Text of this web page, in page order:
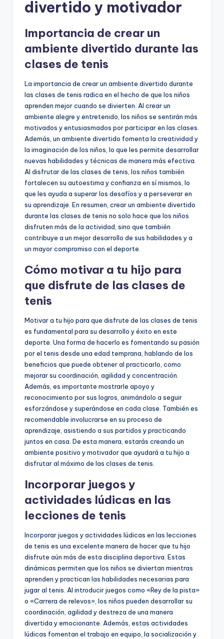
divertido y motivador
Importancia de crear un
ambiente divertido durante las
clases de tenis
La importancia de crear un ambiente divertido durante
las clases de tenis radica en el hecho de que los niños
aprenden mejor cuando se divierten. Al crear un
ambiente alegre y entretenido, los niños se sentirán más
motivados y entusiasmados por participar en las clases.
Además, un ambiente divertido fomenta la creatividad y
la imaginación de los niños, lo que les permite desarrollar
nuevas habilidades y técnicas de manera más efectiva.
Al disfrutar de las clases de tenis, los niños también
fortalecen su autoestima y confianza en sí mismos, lo
que les ayuda a superar los desafíos y a perseverar en
su aprendizaje. En resumen, crear un ambiente divertido
durante las clases de tenis no solo hace que los niños
disfruten más de la actividad, sino que también
contribuye a un mejor desarrollo de sus habilidades y a
un mayor compromiso con el deporte.
Cómo motivar a tu hijo para
que disfrute de las clases de
tenis
Motivar a tu hijo para que disfrute de las clases de tenis
es fundamental para su desarrollo y éxito en este
deporte. Una forma de hacerlo es fomentando su pasión
por el tenis desde una edad temprana, hablando de los
beneficios que puede obtener al practicarlo, como
mejorar su coordinación, agilidad y concentración.
Además, es importante mostrarle apoyo y
reconocimiento por sus logros, animándolo a seguir
esforzándose y superándose en cada clase. También es
recomendable involucrarse en su proceso de
aprendizaje, asistiendo a sus partidos y practicando
juntos en casa. De esta manera, estarás creando un
ambiente positivo y motivador que ayudará a tu hijo a
disfrutar al máximo de las clases de tenis.
Incorporar juegos y
actividades lúdicas en las
lecciones de tenis
Incorporar juegos y actividades lúdicas en las lecciones
de tenis es una excelente manera de hacer que tu hijo
disfrute aún más de esta disciplina deportiva. Estas
dinámicas permiten que los niños se diviertan mientras
aprenden y practican las habilidades necesarias para
jugar al tenis. Al introducir juegos como «Rey de la pista»
o «Carrera de relevos», los niños pueden desarrollar su
coordinación, agilidad y destreza de una manera
divertida y emocionante. Además, estas actividades
lúdicas fomentan el trabajo en equipo, la socialización y